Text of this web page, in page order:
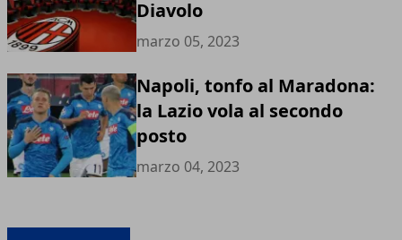
Diavolo
marzo 05, 2023
Napoli, tonfo al Maradona:
la Lazio vola al secondo
posto
marzo 04, 2023